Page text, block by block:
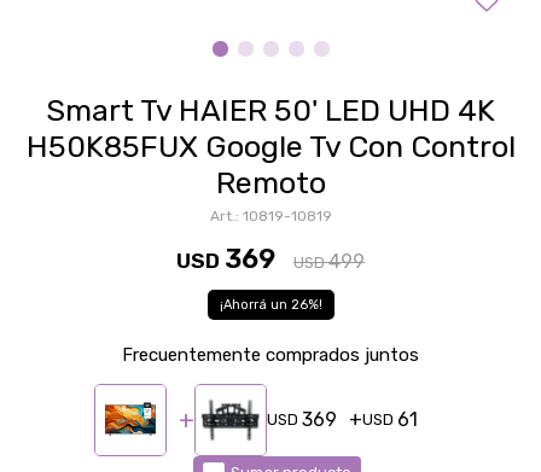
Smart Tv HAIER 50' LED UHD 4K
H50K85FUX Google Tv Con Control
Remoto
10819-10819
USD 369 USD 499
26
Frecuentemente comprados juntos
USD 369 USD 61